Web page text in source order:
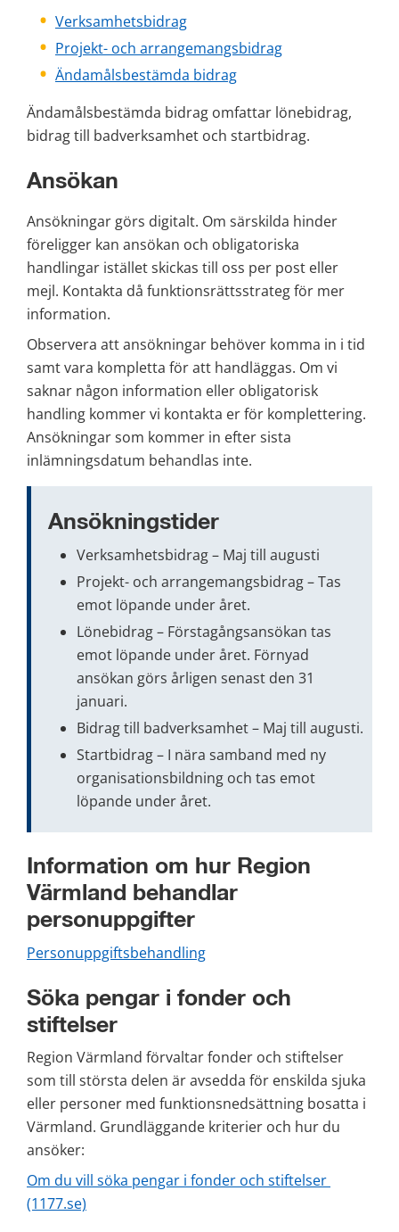
Verksamhetsbidrag
Projekt- och arrangemangsbidrag
Ändamålsbestämda bidrag
Ändamålsbestämda bidrag omfattar lönebidrag,
bidrag till badverksamhet och startbidrag.
Ansökan
Ansökningar görs digitalt. Om särskilda hinder
föreligger kan ansökan och obligatoriska
handlingar istället skickas till oss per post eller
mejl. Kontakta då funktionsrättsstrateg för mer
information.
Observera att ansökningar behöver komma in i tid
samt vara kompletta för att handläggas. Om vi
saknar någon information eller obligatorisk
handling kommer vi kontakta er för komplettering.
Ansökningar som kommer in efter sista
inlämningsdatum behandlas inte.
Ansökningstider
Verksamhetsbidrag – Maj till augusti
Projekt- och arrangemangsbidrag – Tas
emot löpande under året.
Lönebidrag – Förstagångsansökan tas
emot löpande under året. Förnyad
ansökan görs årligen senast den 31
januari.
Bidrag till badverksamhet – Maj till augusti.
Startbidrag – I nära samband med ny
organisationsbildning och tas emot
löpande under året.
Information om hur Region
Värmland behandlar
personuppgifter
Personuppgiftsbehandling
Söka pengar i fonder och
stiftelser
Region Värmland förvaltar fonder och stiftelser
som till största delen är avsedda för enskilda sjuka
eller personer med funktionsnedsättning bosatta i
Värmland. Grundläggande kriterier och hur du
ansöker:
Om du vill söka pengar i fonder och stiftelser
(1177.se)